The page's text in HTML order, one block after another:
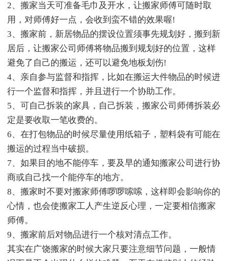
2、搬家当天可准备毛巾及开水，让搬家师傅可随时取
用，对师傅好一点，会收到蛮不错的效果喔!
3、搬家前，新居物品的摆设位置须事先规划好，搬到新
居后，让搬家公司师傅将物品搬到规划好的位置，这样
避免了自己的搬运，还可以避免地板划伤!
4、亲自参与监督和指挥，比如在搬运大件物品的时候进
行一个监督和指挥，并且进行一个协助工作。
5、可自己拆装的家具，自己拆装，搬家公司师傅拆装必
定是要收取一笔收费的。
6、在打包物品的时候尽量使用纸箱子，塑料袋有可能在
搬运的过程当中破损。
7、如果目的地不能停车，要及早的通知搬家公司进行协
商或自己找一个能停车的地方。
8、搬家时不要对搬家师傅啰啰嗦嗦，这样即会影响你的
心情，也会使搬家工人产生逆反心理，一定要相信搬家
师傅。
9、搬家前后对物品进行一个核对清点工作。
其实在广饶搬家的时候大家只要注意细节问题，一般情